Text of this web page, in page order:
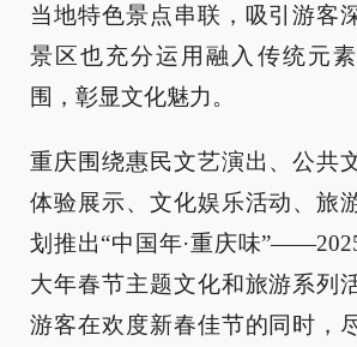
当地特色景点串联，吸引游客
景区也充分运用融入传统元
围，彰显文化魅力。
重庆围绕惠民文艺演出、公共
体验展示、文化娱乐活动、旅
划推出“中国年·重庆味
大年春节主题文化和旅游系列
游客在欢度新春佳节的同时，